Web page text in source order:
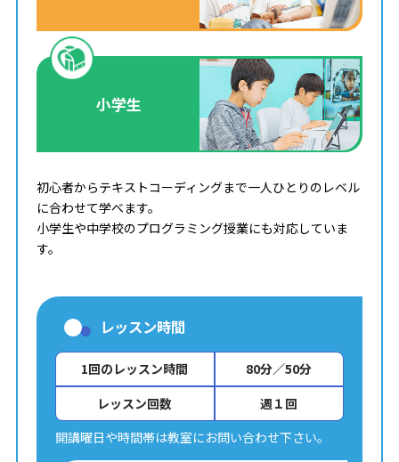
小学生
初心者からテキストコーディングまで一人ひとりのレベル
に合わせて学べます。
小学生や中学校のプログラミング授業にも対応していま
す。
レッスン時間
1回のレッスン時間
80分／50分
レッスン回数
週１回
開講曜日や時間帯は教室にお問い合わせ下さい。